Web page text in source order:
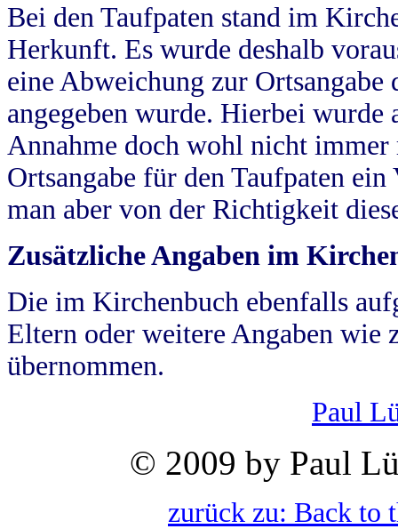
Bei den Taufpaten stand im
Herkunft. Es wurde deshalb
eine Abweichung zur
angegeben wurde. Hierbei wurde
Annahme doch wohl nicht
Ortsangabe für den Taufpaten
man aber von der Richtigkeit
Zusätzliche Angaben im
Die im Kirchenbuch ebenfalls
Eltern oder weitere Angaben wie
übernommen.
Paul
© 2009 by Paul
zurück zu: Back to